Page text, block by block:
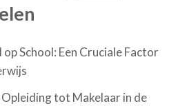
School: Een Cruciale Factor
tot Makelaar in de